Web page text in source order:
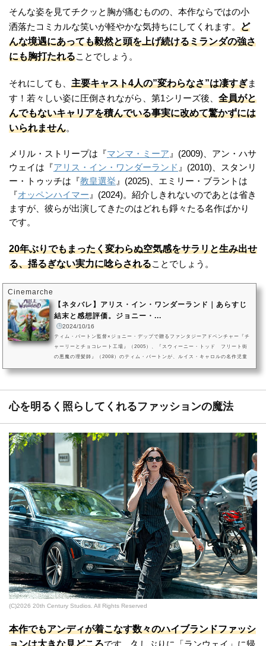
そんな姿を見てチクッと胸が痛むものの、本作ならではの小
洒落たコミカルな笑いが軽やかな気持ちにしてくれます。 ど
んな境遇にあっても毅然と頭を上げ続けるミランダの強さ
にも胸打たれることでしょう。
それにしても、 主要キャスト4人の”変わらなさ”は凄すぎま
す！若々しい姿に圧倒されながら、第1シリーズ後、 全員がと
んでもないキャリアを積んでいる事実に改めて驚かずには
いられません。
メリル・ストリープは『マンマ・ミーア 』(2009)、アン・ハサ
ウェイは『アリス・イン・ワンダーランド 』(2010)、スタンリ
ー・トゥッチは『教皇選挙 』(2025)、エミリー・ブラントは
『オッペンハイマー 』(2024)。紹介しきれないのであとは省き
ますが、彼らが出演してきたのはどれも錚々たる名作ばかり
です。
20年ぶりでもまったく変わらぬ空気感をサラリと生み出せ
る、揺るぎない実力に唸らされることでしょう。
Cinemarche
【ネタバレ】アリス・イン・ワンダーランド｜あらすじ
結末と感想評価。ジョニー・...
2024/10/16
ティム・バートン監督×ジョニー・デップで贈るファンタジーアドベンチャー『チ
ャーリーとチョコレート工場』（2005）、『スウィーニー・トッド フリート街
の悪魔の理髪師』（2008）のティム・バートンが、ルイス・キャロルの名作児童
心を明るく照らしてくれるファッションの魔法
(C)2026 20th Century Studios. All Rights Reserved
本作でもアンディが着こなす数々のハイブランドファッシ
ョンは大きな見どころ